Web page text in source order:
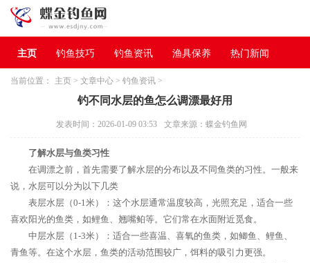
主页 钓鱼技巧 钓鱼资讯 渔具保养 热门新闻
当前位置： 主页 > 文章中心 > 钓鱼资讯 >
钓不同水层的鱼怎么调漂最好用
发表时间：2026-01-09 03:53 文章来源：蝶金钓鱼网
了解水层与鱼类习性
在调漂之前，首先需要了解水层的分布以及不同鱼类的习性。一般来
说，水层可以分为以下几类
表层水层（0-1米）：这个水层通常温度较高，光照充足，适合一些
喜欢阳光的鱼类，如鲤鱼、翘嘴鲌等。它们常在水面附近觅食。
中层水层（1-3米）：适合一些喜温、喜氧的鱼类，如鲫鱼、鲤鱼、
青鱼等。在这个水层，鱼类的活动范围较广，饵料的吸引力更强。